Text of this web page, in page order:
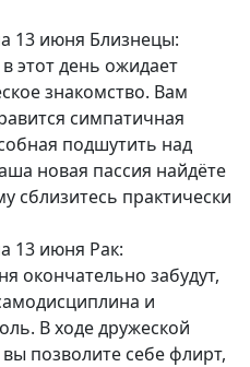
13 июня Близнецы:
этот день ожидает
знакомство. Вам
симпатичная
подшутить над
новая пассия найдёте
сблизитесь практически
13 июня Рак:
окончательно забудут,
и
В ходе дружеской
позволите себе флирт,